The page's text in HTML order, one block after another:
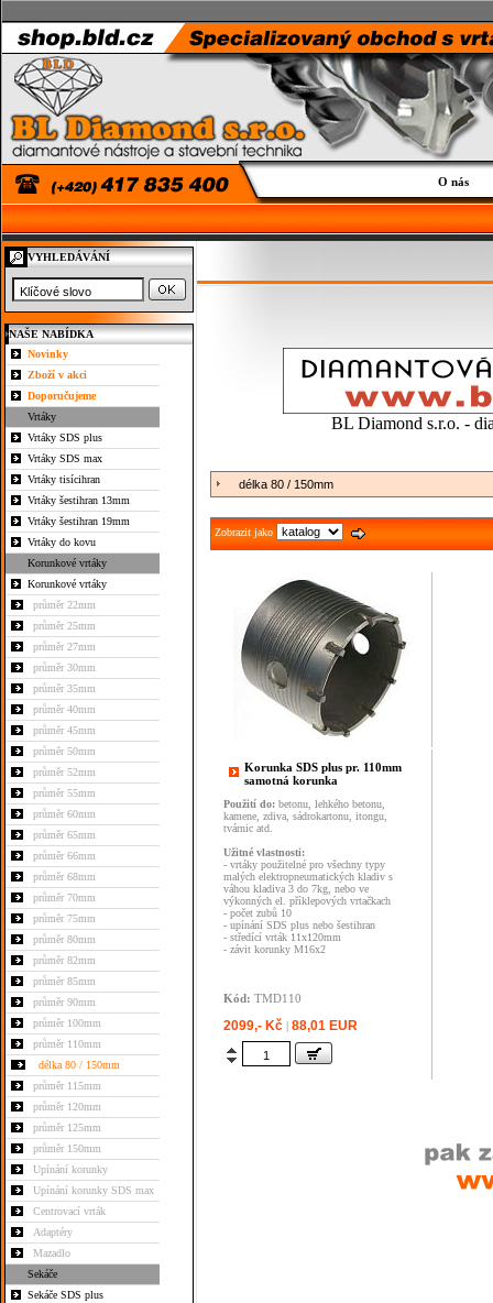
O nás
VYHLEDÁVÁNÍ
NAŠE NABÍDKA
Novinky
Zboží v akci
Doporučujeme
Vrtáky
Vrtáky SDS plus
Vrtáky SDS max
Vrtáky tisícihran
Vrtáky šestihran 13mm
Vrtáky šestihran 19mm
Vrtáky do kovu
Korunkové vrtáky
Korunkové vrtáky
průměr 22mm
průměr 25mm
průměr 27mm
průměr 30mm
průměr 35mm
průměr 40mm
průměr 45mm
průměr 50mm
průměr 52mm
průměr 55mm
průměr 60mm
průměr 65mm
průměr 66mm
průměr 68mm
průměr 70mm
průměr 75mm
průměr 80mm
průměr 82mm
průměr 85mm
průměr 90mm
průměr 100mm
průměr 110mm
délka 80 / 150mm
průměr 115mm
průměr 120mm
průměr 125mm
průměr 150mm
Upínání korunky
Upínání korunky SDS max
Centrovací vrták
Adaptéry
Mazadlo
Sekáče
Sekáče SDS plus
BL Diamond s.r.o. -
délka 80 / 150mm
Zobrazit jako
Korunka SDS plus pr. 110mm
samotná korunka
Použití do: betonu, lehkého betonu,
kamene, zdiva, sádrokartonu, itongu,
tvárnic atd.
Užitné vlastnosti:
- vrtáky použitelné pro všechny typy
malých elektropneumatických kladiv s
váhou kladiva 3 do 7kg , nebo ve
výkonných el. příklepových vrtačkach
- počet zubů 10
- upínání SDS plus nebo šestihran
- středící vrták 11x120mm
- závit korunky M16x2
Kód: TMD110
2099,- Kč | 88,01 EUR